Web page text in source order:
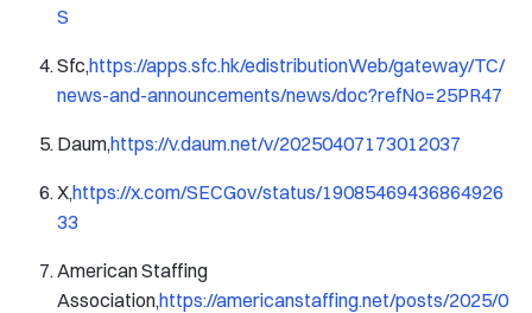
S
Sfc,https://apps.sfc.hk/edistributionWeb/gateway/TC/
news-and-announcements/news/doc?refNo=25PR47
Daum,https://v.daum.net/v/20250407173012037
X,https://x.com/SECGov/status/19085469436864926
33
American Staffing
Association,https://americanstaffing.net/posts/2025/0